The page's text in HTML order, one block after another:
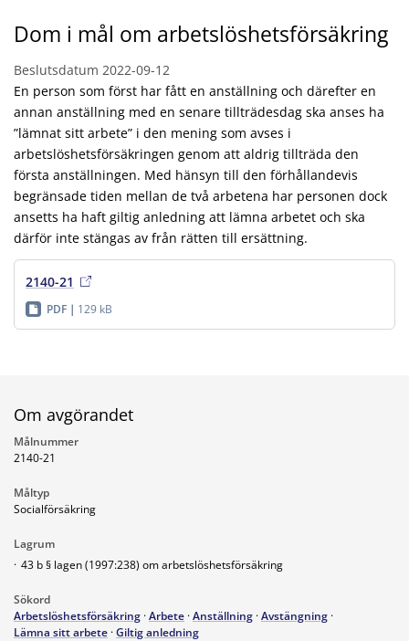
Dom i mål om arbetslöshetsförsäkring
Beslutsdatum 2022-09-12
En person som först har fått en anställning och därefter en
annan anställning med en senare tillträdesdag ska anses ha
”lämnat sitt arbete” i den mening som avses i
arbetslöshetsförsäkringen genom att aldrig tillträda den
första anställningen. Med hänsyn till den förhållandevis
begränsade tiden mellan de två arbetena har personen dock
ansetts ha haft giltig anledning att lämna arbetet och ska
därför inte stängas av från rätten till ersättning.
2140-21
PDF 129 kB
Om avgörandet
Målnummer
2140-21
Måltyp
Socialförsäkring
Lagrum
· 43 b § lagen (1997:238) om arbetslöshetsförsäkring
Sökord
Arbetslöshetsförsäkring ·Arbete ·Anställning ·Avstängning ·
Lämna sitt arbete ·Giltig anledning